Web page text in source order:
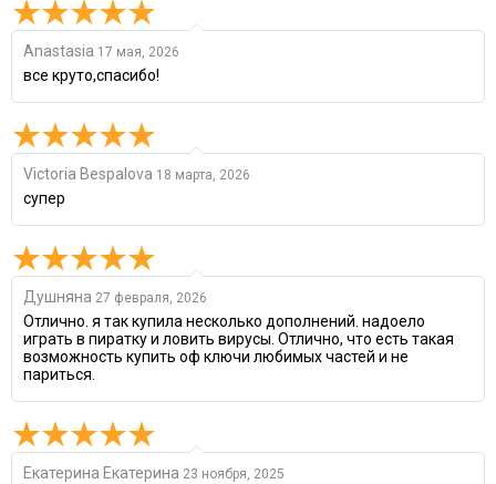
Anastasia 17 мая, 2026
все круто,спасибо!
Victoria Bespalova 18 марта, 2026
супер
Душняна 27 февраля, 2026
Отлично. я так купила несколько дополнений. надоело
играть в пиратку и ловить вирусы. Отлично, что есть такая
возможность купить оф ключи любимых частей и не
париться.
Екатерина Екатерина 23 ноября, 2025